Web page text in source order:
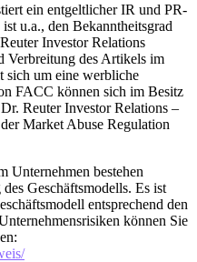
ein entgeltlicher IR und PR-
u.a., den Bekanntheitsgrad
Investor Relations
Verbreitung des Artikels im
sich um eine werbliche
FACC können sich im Besitz
Reuter Investor Relations –
Market Abuse Regulation
Unternehmen bestehen
Geschäftsmodells. Es ist
entsprechend den
können Sie